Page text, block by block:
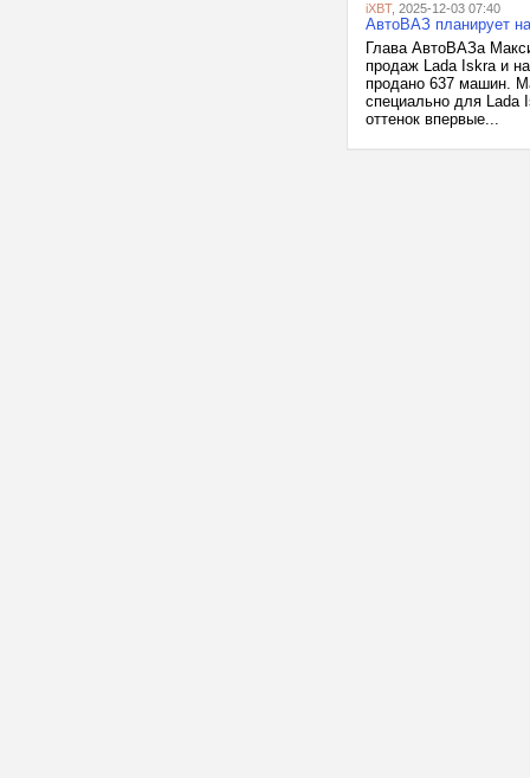
iXBT, 2025-12-03 07:40
АвтоВАЗ планирует
Глава АвтоВАЗа
продаж Lada Iskra и
продано 637 машин.
специально для Lada
оттенок впервые...